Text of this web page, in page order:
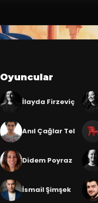
Oyuncular
İlayda Firzeviç
Anıl Çağlar Tel
Didem Poyraz
İsmail Şimşek